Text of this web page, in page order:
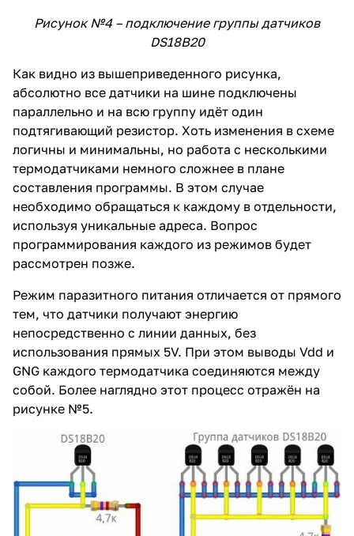
Рисунок №4 – подключение группы датчиков
DS18B20
Как видно из вышеприведенного рисунка,
абсолютно все датчики на шине подключены
параллельно и на всю группу идёт один
подтягивающий резистор. Хоть изменения в схеме
логичны и минимальны, но работа с несколькими
термодатчиками немного сложнее в плане
составления программы. В этом случае
необходимо обращаться к каждому в отдельности,
используя уникальные адреса. Вопрос
программирования каждого из режимов будет
рассмотрен позже.
Режим паразитного питания отличается от прямого
тем, что датчики получают энергию
непосредственно с линии данных, без
использования прямых 5V. При этом выводы Vdd и
GNG каждого термодатчика соединяются между
собой. Более наглядно этот процесс отражён на
рисунке №5.